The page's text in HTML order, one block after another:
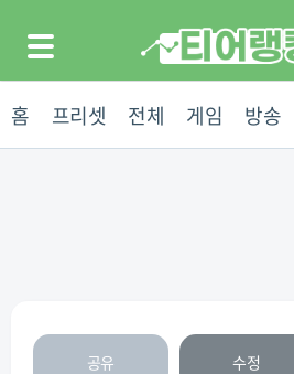
홈 프리셋 전체 게임 방송
공유 수정